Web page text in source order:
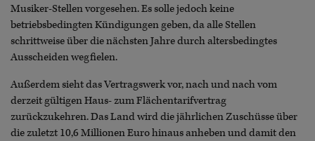
Musiker-Stellen vorgesehen. Es solle jedoch keine
betriebsbedingten Kündigungen geben, da alle Stellen
schrittweise über die nächsten Jahre durch altersbedingtes
Ausscheiden wegfielen.
Außerdem sieht das Vertragswerk vor, nach und nach vom
derzeit gültigen Haus- zum Flächentarifvertrag
zurückzukehren. Das Land wird die jährlichen Zuschüsse über
die zuletzt 10,6 Millionen Euro hinaus anheben und damit den